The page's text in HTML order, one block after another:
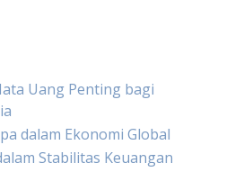
Uang Penting bagi
dalam Ekonomi Global
Stabilitas Keuangan